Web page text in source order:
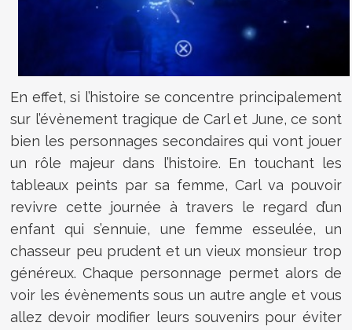
En effet, si l’histoire se concentre principalement
sur l’évènement tragique de Carl et June, ce sont
bien les personnages secondaires qui vont jouer
un rôle majeur dans l’histoire. En touchant les
tableaux peints par sa femme, Carl va pouvoir
revivre cette journée à travers le regard d’un
enfant qui s’ennuie, une femme esseulée, un
chasseur peu prudent et un vieux monsieur trop
généreux. Chaque personnage permet alors de
voir les évènements sous un autre angle et vous
allez devoir modifier leurs souvenirs pour éviter